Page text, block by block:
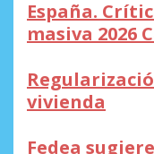
España.
masiva 2026
vivienda
Fedea